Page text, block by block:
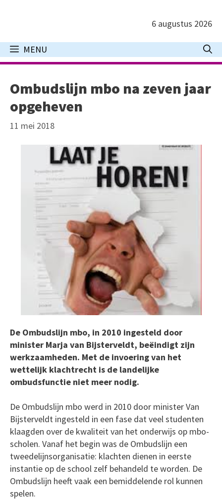
inhoud
6 augustus 2026
MENU
Ombudslijn mbo na zeven jaar
opgeheven
11 mei 2018
De Ombudslijn mbo, in 2010 ingesteld door
minister Marja van Bijsterveldt, beëindigt zijn
werkzaamheden. Met de invoering van het
wettelijk klachtrecht is de landelijke
ombudsfunctie niet meer nodig.
De Ombudslijn mbo werd in 2010 door minister Van
Bijsterveldt ingesteld in een fase dat veel studenten
klaagden over de kwaliteit van het onderwijs op mbo-
scholen. Vanaf het begin was de Ombudslijn een
tweedelijnsorganisatie: klachten dienen in eerste
instantie op de school zelf behandeld te worden. De
Ombudslijn heeft vaak een bemiddelende rol kunnen
spelen.